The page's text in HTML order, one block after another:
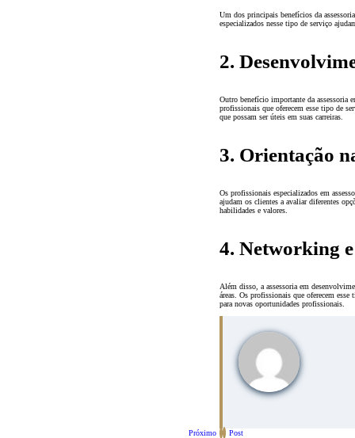
Um dos principais benefícios da
especializados nesse tipo de serviço
2.
Outro benefício importante da assessoria
profissionais que oferecem esse tipo de
que possam ser úteis em suas carreiras.
3. Orientação
Os profissionais especializados em
ajudam os clientes a avaliar diferentes
habilidades e valores.
4. Networking
Além disso, a assessoria em
áreas. Os profissionais que oferecem
para novas oportunidades profissionais.
Post
Próximo